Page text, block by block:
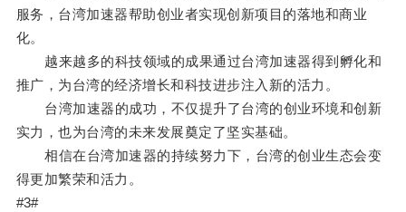
服务，台湾加速器帮助创业者实现创新项目的落地和商业
化。
越来越多的科技领域的成果通过台湾加速器得到孵化和
推广，为台湾的经济增长和科技进步注入新的活力。
台湾加速器的成功，不仅提升了台湾的创业环境和创新
实力，也为台湾的未来发展奠定了坚实基础。
相信在台湾加速器的持续努力下，台湾的创业生态会变
得更加繁荣和活力。
#3#